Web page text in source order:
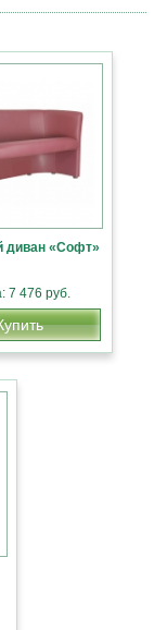
«Софт»
7 476 руб.